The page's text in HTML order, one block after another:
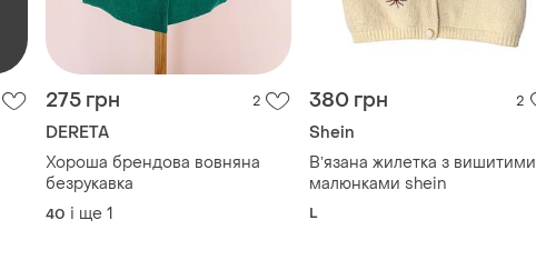
275 грн 2
DERETA
Хороша брендова вовняна
безрукавка
40 і ще 1
380 грн 2
Shein
Вʼязана жилетка з вишитими
малюнками shein
L